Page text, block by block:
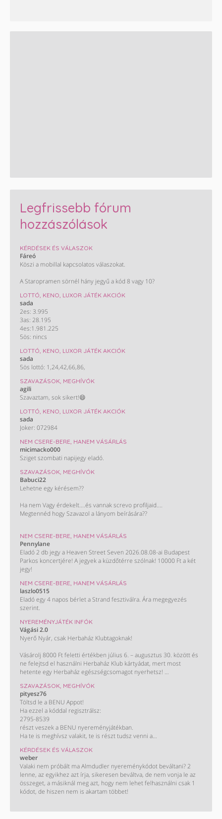
Legfrissebb fórum
hozzászólások
KÉRDÉSEK ÉS VÁLASZOK
Fáreó
Köszi a mobillal kapcsolatos válaszokat.
A Staropramen sörnél hány jegyű a kód 8 vagy 10?
LOTTÓ, KENO, LUXOR JÁTÉK AKCIÓK
sada
2es: 3.995
3as: 28.195
4es:1.981.225
5ös: nincs
LOTTÓ, KENO, LUXOR JÁTÉK AKCIÓK
sada
5ös lottó: 1,24,42,66,86,
SZAVAZÁSOK, MEGHÍVÓK
agili
Szavaztam, sok sikert!😄
LOTTÓ, KENO, LUXOR JÁTÉK AKCIÓK
sada
Joker: 072984
NEM CSERE-BERE, HANEM VÁSÁRLÁS
micimacko000
Sziget szombati napijegy eladó.
SZAVAZÁSOK, MEGHÍVÓK
Babuci22
Lehetne egy kérésem??
Ha nem Vagy érdekelt....és vannak screvo profiljaid....
Megtennéd hogy Szavazol a lányom beírására??
KÖSZÖNÖM HOGY SEGÍTESZ !!!😊😊😊😊
NEM CSERE-BERE, HANEM VÁSÁRLÁS
Pennylane
Eladó 2 db jegy a Heaven Street Seven 2026.08.08-ai Budapest
Parkos koncertjére! A jegyek a küzdőtérre szólnak! 10000 Ft a két
jegy!
NEM CSERE-BERE, HANEM VÁSÁRLÁS
laszlo0515
Eladó egy 4 napos bérlet a Strand fesztiválra. Ára megegyezés
szerint.
NYEREMÉNYJÁTÉK INFÓK
Vágási 2.0
Nyerő Nyár, csak Herbaház Klubtagoknak!
Vásárolj 8000 Ft feletti értékben július 6. – augusztus 30. között és
ne felejtsd el használni Herbaház Klub kártyádat, mert most
hetente egy Herbaház egészségcsomagot nyerhetsz!
Ha legalább háromszor vásárolsz 8000 Ft felett július 6. és
augusztus 30. között, tiéd lehet a főnyeremény:
A 100 000 Ft-os Herbaház bevásárlás! Kisorsolunk egy 30 000 és
egy 50 000 Ft értékben levásárolható ajándékkártyát is. Így könnyű
spórolni!
SZAVAZÁSOK, MEGHÍVÓK
pityesz76
Töltsd le a BENU Appot!
Ha ezzel a kóddal regisztrálsz:
2795-8539
részt veszek a BENU nyereményjátékban.
Ha te is meghívsz valakit, te is részt tudsz venni a
Letöltés és részletek:
https://onelink.to/a4722n
KÉRDÉSEK ÉS VÁLASZOK
weber
Valaki nem próbált ma Almdudler nyereménykódot beváltani? 2
lenne, az egyikhez azt írja, sikeresen beváltva, de nem vonja le az
összeget, a másiknál meg azt, hogy nem lehet felhasználni csak 1
kódot, de hiszen nem is akartam többet!